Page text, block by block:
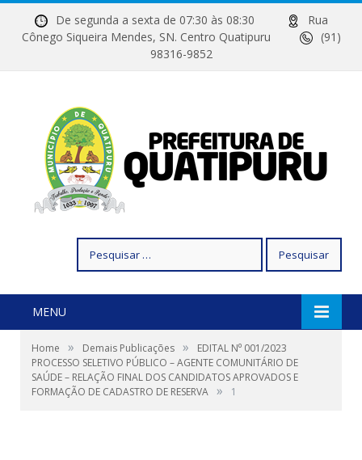
De segunda a sexta de 07:30 às 08:30
Rua
Cônego Siqueira Mendes, SN. Centro Quatipuru
(91)
98316-9852
por:
MENU
Home » Demais Publicações »
EDITAL N⁰ 001/2023
PROCESSO SELETIVO PÚBLICO – AGENTE COMUNITÁRIO DE
SAÚDE – RELAÇÃO FINAL DOS CANDIDATOS APROVADOS E
FORMAÇÃO DE CADASTRO DE RESERVA » 1